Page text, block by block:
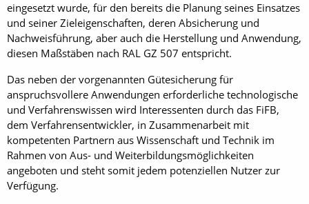
eingesetzt wurde, für den bereits die Planung seines Einsatzes
und seiner Zieleigenschaften, deren Absicherung und
Nachweisführung, aber auch die Herstellung und Anwendung,
diesen Maßstäben nach RAL GZ 507 entspricht.
Das neben der vorgenannten Gütesicherung für
anspruchsvollere Anwendungen erforderliche technologische
und Verfahrenswissen wird Interessenten durch das FiFB,
dem Verfahrensentwickler, in Zusammenarbeit mit
kompetenten Partnern aus Wissenschaft und Technik im
Rahmen von Aus- und Weiterbildungsmöglichkeiten
angeboten und steht somit jedem potenziellen Nutzer zur
Verfügung.